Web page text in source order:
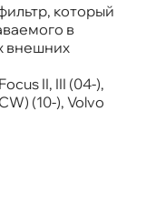
который
внешних
II, III (04-),
(10-), Volvo